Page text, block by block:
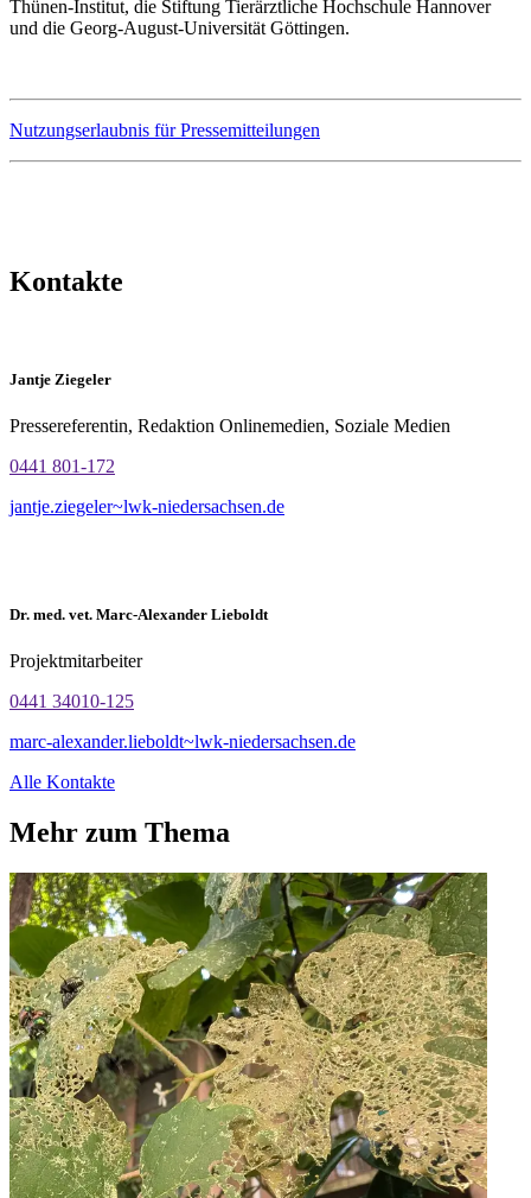
Thünen-Institut, die Stiftung Tierärztliche Hochschule Hannover
und die Georg-August-Universität Göttingen.
Nutzungserlaubnis für Pressemitteilungen
Kontakte
Jantje Ziegeler
Pressereferentin, Redaktion Onlinemedien, Soziale Medien
0441 801-172
jantje.ziegeler~lwk-niedersachsen.de
Dr. med. vet. Marc-Alexander Lieboldt
Projektmitarbeiter
0441 34010-125
marc-alexander.lieboldt~lwk-niedersachsen.de
Alle Kontakte
Mehr zum Thema